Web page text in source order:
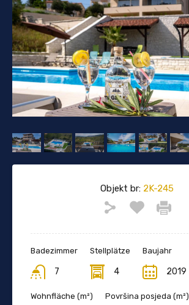
Objekt br: 2K-245
Badezimmer
7
Stellplätze
4
Baujahr
2019
Wohnfläche (m²) Površina posjeda (m²)